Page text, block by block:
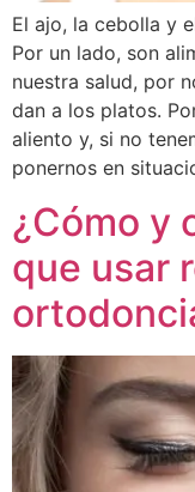
El ajo, la cebolla y
Por un lado, son
nuestra salud, por
dan a los platos.
aliento y, si no
ponernos en
¿Cómo y
que usar